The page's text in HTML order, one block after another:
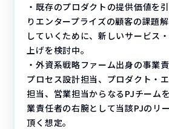
・既存のプロダクトの提供価値を
りエンタープライズの顧客の課題
していくために、新しいサービス
上げを検討中。
・外資系戦略ファーム出身の事業
プロセス設計担当、プロダクト・
担当、営業担当からなるPJチーム
業責任者の右腕として当該PJのリ
頂く想定。